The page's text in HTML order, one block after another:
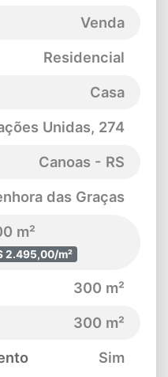
Venda
Residencial
Casa
Unidas, 274
Canoas - RS
das Graças
m²
2.495,00/m²
300 m²
300 m²
Sim